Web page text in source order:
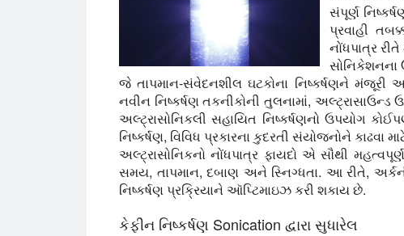
સંપૂર્ણ
પ્રવાહી
નોંધપાત્ર
સોનિકેશનના
જે તાપમાન-સંવેદનશીલ ઘટકોના નિષ્કર્ષણને મંજૂરી
નવીન નિષ્કર્ષણ તકનીકોની તુલનામાં,
અલ્ટ્રાસોનિકલી સહાયિત નિષ્કર્ષણનો ઉપયોગ
નિષ્કર્ષણ, વિવિધ પ્રકારના કુદરતી સંયોજનોને કાઢવા
અલ્ટ્રાસોનિકનો નોંધપાત્ર ફાયદો એ સૌથી
સમય, તાપમાન, દબાણ અને સ્નિગ્ધતા. આ રીતે,
નિષ્કર્ષણ પ્રક્રિયાને ઑપ્ટિમાઇઝ કરી શકાય છે.
કેફીન નિષ્કર્ષણ Sonication દ્વારા સુધારેલ